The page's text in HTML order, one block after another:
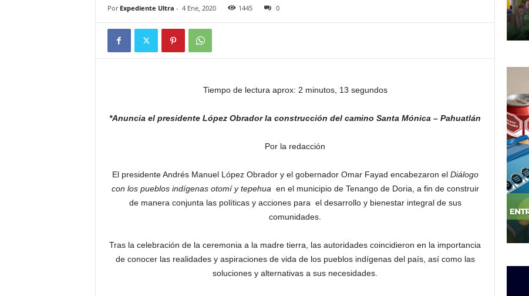
Por Expediente Ultra - 4 Ene, 2020 1445 0
Tiempo de lectura aprox: 2 minutos, 13 segundos
*Anuncia el presidente López Obrador la construcción del camino Santa Mónica – Pahuatlán
Por la redacción
El presidente Andrés Manuel López Obrador y el gobernador Omar Fayad encabezaron el Diálogo
con los pueblos indígenas otomí y tepehua en el municipio de Tenango de Doria, a fin de construir
de manera conjunta las políticas y acciones para el desarrollo y bienestar integral de sus
comunidades.
Tras la celebración de la ceremonia a la madre tierra, las autoridades coincidieron en la importancia
de conocer las realidades y aspiraciones de vida de los pueblos indígenas del país, así como las
soluciones y alternativas a sus necesidades.